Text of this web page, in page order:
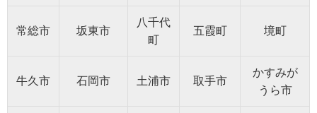
常総市 坂東市
八千代
町
五霞町 境町
牛久市 石岡市 土浦市 取手市
かすみが
うら市